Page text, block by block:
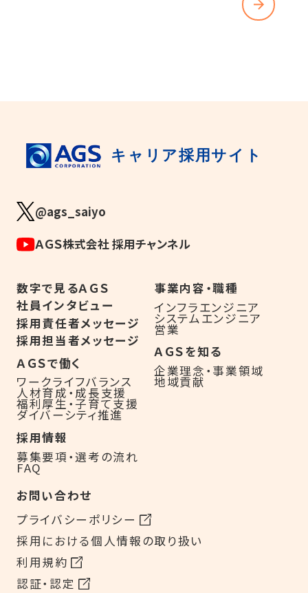
キャリア採用サイト
@ags_saiyo
ＡＧＳ株式会社 採用チャンネル
採用責任者メッセージ
採用担当者メッセージ
数字で見るＡＧＳ
社員インタビュー
ＡＧＳを知る
企業理念・事業領域
地域貢献
事業内容・職種
インフラエンジニア
システムエンジニア
営業
採用情報
募集要項・選考の流れ
FAQ
ＡＧＳで働く
ワークライフバランス
人材育成・成長支援
福利厚生・子育て支援
ダイバーシティ推進
お問い合わせ
プライバシーポリシー
採用における個人情報の取り扱い
利用規約
認証・認定